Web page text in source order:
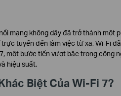
mạng không dây đã trở thành một
tuyến đến làm việc từ xa, Wi-Fi
một bước tiến vượt bậc trong công
hiệu suất.
Biệt Của Wi-Fi 7?